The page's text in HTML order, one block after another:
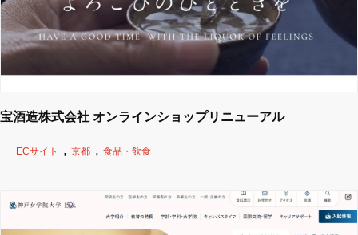
宝酒造株式会社 オンラインショップリニューアル
ECサイト 京都 食品・飲食